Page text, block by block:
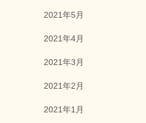
2021年5月
2021年4月
2021年3月
2021年2月
2021年1月